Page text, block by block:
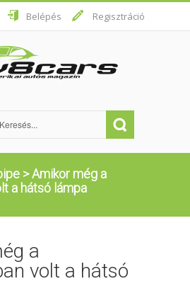
Belépés Regisztráció
>Amikor még a
a hátsó lámpa
a
volt a hátsó